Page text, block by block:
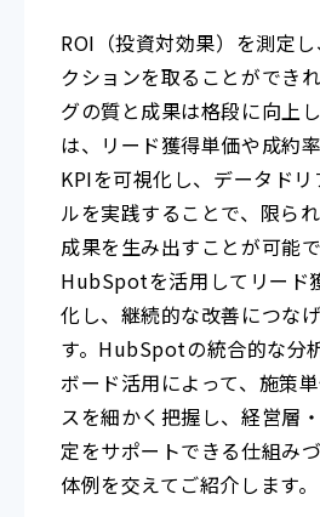
ROI（投資対効果）を測定
クションを取ることができ
グの質と成果は格段に向上
は、リード獲得単価や成約
KPIを可視化し、データド
ルを実践することで、限ら
成果を生み出すことが可能
HubSpotを活用してリード
化し、継続的な改善につな
す。HubSpotの統合的な分
ボード活用によって、施策
スを細かく把握し、経営層
定をサポートできる仕組み
体例を交えてご紹介します。